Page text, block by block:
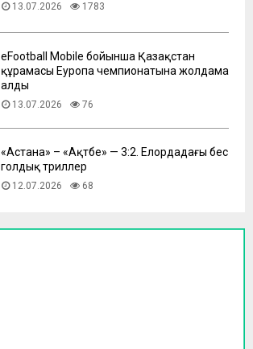
13.07.2026 1783
eFootball Mobile бойынша Қазақстан
құрамасы Еуропа чемпионатына жолдама
алды
13.07.2026 76
​«Астана» – «Ақтөбе» — 3:2. Елордадағы бес
голдық триллер
12.07.2026 68